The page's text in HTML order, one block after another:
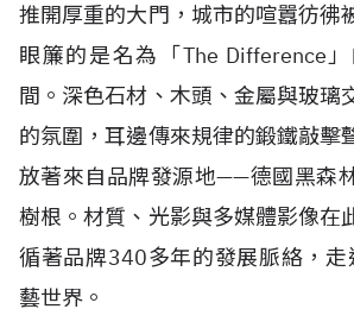
推開厚重的大門，城市的喧囂彷彿
眼簾的是名為「The Difference
間。深色石材、木頭、金屬與玻璃
的氛圍，耳邊傳來規律的鍛鐵敲擊
放著來自品牌發源地——德國黑森
樹根。材質、光影與多媒體影像在
循著品牌340多年的發展脈絡，走
藝世界。